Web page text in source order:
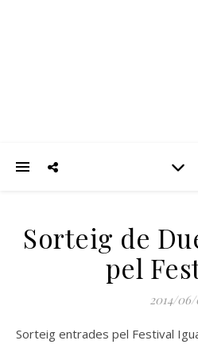
Sorteig de
pel
2014/06/
Sorteig entrades pel Festival